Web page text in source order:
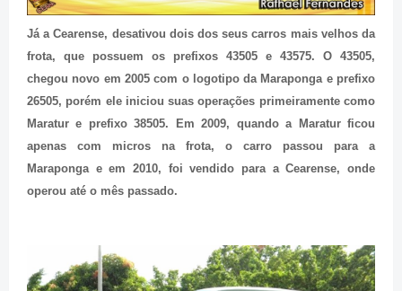
Já a Cearense, desativou dois dos seus carros mais velhos da
frota, que possuem os prefixos 43505 e 43575. O 43505,
chegou novo em 2005 com o logotipo da Maraponga e prefixo
26505, porém ele iniciou suas operações primeiramente como
Maratur e prefixo 38505. Em 2009, quando a Maratur ficou
apenas com micros na frota, o carro passou para a
Maraponga e em 2010, foi vendido para a Cearense, onde
operou até o mês passado.